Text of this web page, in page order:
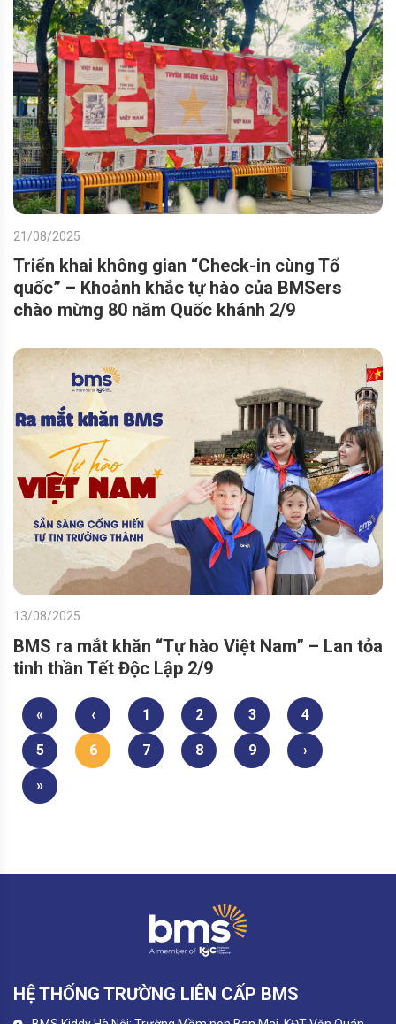
21/08/2025
Triển khai không gian “Check-in cùng Tổ
quốc” – Khoảnh khắc tự hào của BMSers
chào mừng 80 năm Quốc khánh 2/9
13/08/2025
BMS ra mắt khăn “Tự hào Việt Nam” – Lan tỏa
tinh thần Tết Độc Lập 2/9
« ‹ 1 2 3 4
5 6 7 8 9 ›
»
HỆ THỐNG TRƯỜNG LIÊN CẤP BMS